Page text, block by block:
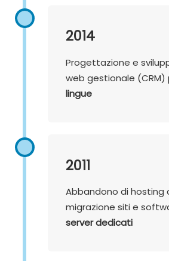
2014
Progettazione e
web gestionale (CRM)
lingue
2011
Abbandono di hosting
migrazione siti e
server dedicati